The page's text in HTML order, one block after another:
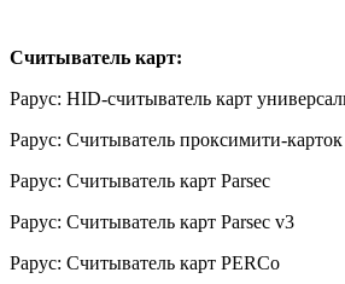
Считыватель карт:
Рарус: HID-считыватель карт
Рарус: Считыватель проксимити-карток
Рарус: Считыватель карт Parsec
Рарус: Считыватель карт Parsec v3
Рарус: Считыватель карт PERCo